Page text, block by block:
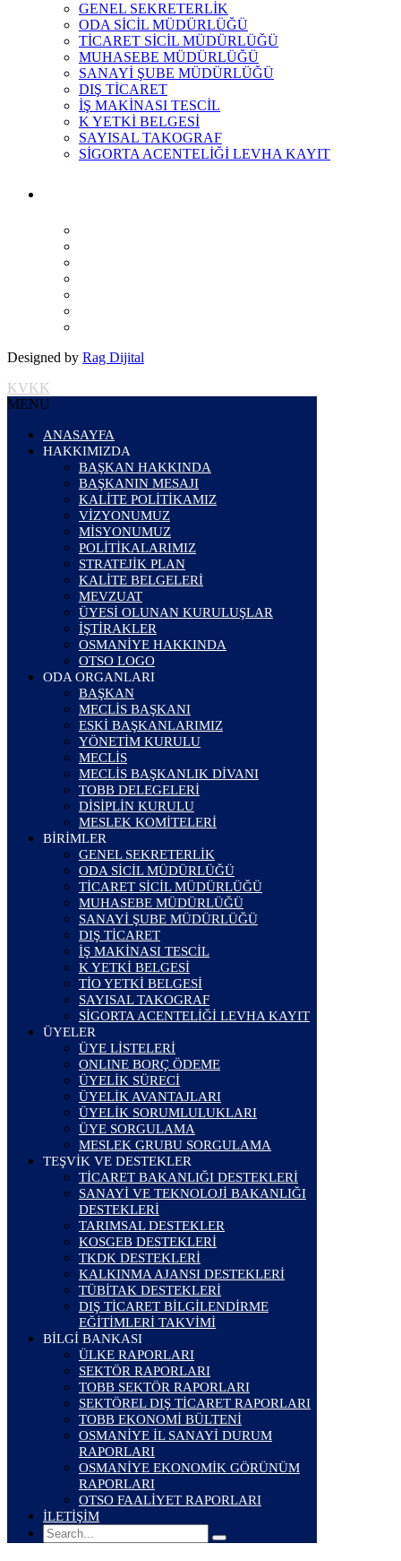
GENEL SEKRETERLİK
ODA SİCİL MÜDÜRLÜĞÜ
TİCARET SİCİL MÜDÜRLÜĞÜ
MUHASEBE MÜDÜRLÜĞÜ
SANAYİ ŞUBE MÜDÜRLÜĞÜ
DIŞ TİCARET
İŞ MAKİNASI TESCİL
K YETKİ BELGESİ
SAYISAL TAKOGRAF
SİGORTA ACENTELİĞİ LEVHA KAYIT
Designed by Rag Dijital
KVKK
MENU
ANASAYFA
HAKKIMIZDA
BAŞKAN HAKKINDA
BAŞKANIN MESAJI
KALİTE POLİTİKAMIZ
VİZYONUMUZ
MİSYONUMUZ
POLİTİKALARIMIZ
STRATEJİK PLAN
KALİTE BELGELERİ
MEVZUAT
ÜYESİ OLUNAN KURULUŞLAR
İŞTİRAKLER
OSMANİYE HAKKINDA
OTSO LOGO
ODA ORGANLARI
BAŞKAN
MECLİS BAŞKANI
ESKİ BAŞKANLARIMIZ
YÖNETİM KURULU
MECLİS
MECLİS BAŞKANLIK DİVANI
TOBB DELEGELERİ
DİSİPLİN KURULU
MESLEK KOMİTELERİ
BİRİMLER
GENEL SEKRETERLİK
ODA SİCİL MÜDÜRLÜĞÜ
TİCARET SİCİL MÜDÜRLÜĞÜ
MUHASEBE MÜDÜRLÜĞÜ
SANAYİ ŞUBE MÜDÜRLÜĞÜ
DIŞ TİCARET
İŞ MAKİNASI TESCİL
K YETKİ BELGESİ
TİO YETKİ BELGESİ
SAYISAL TAKOGRAF
SİGORTA ACENTELİĞİ LEVHA KAYIT
ÜYELER
ÜYE LİSTELERİ
ONLINE BORÇ ÖDEME
ÜYELİK SÜRECİ
ÜYELİK AVANTAJLARI
ÜYELİK SORUMLULUKLARI
ÜYE SORGULAMA
MESLEK GRUBU SORGULAMA
TEŞVİK VE DESTEKLER
TİCARET BAKANLIĞI DESTEKLERİ
SANAYİ VE TEKNOLOJİ BAKANLIĞI
DESTEKLERİ
TARIMSAL DESTEKLER
KOSGEB DESTEKLERİ
TKDK DESTEKLERİ
KALKINMA AJANSI DESTEKLERİ
TÜBİTAK DESTEKLERİ
DIŞ TİCARET BİLGİLENDİRME
EĞİTİMLERİ TAKVİMİ
BİLGİ BANKASI
ÜLKE RAPORLARI
SEKTÖR RAPORLARI
TOBB SEKTÖR RAPORLARI
SEKTÖREL DIŞ TİCARET RAPORLARI
TOBB EKONOMİ BÜLTENİ
OSMANİYE İL SANAYİ DURUM
RAPORLARI
OSMANİYE EKONOMİK GÖRÜNÜM
RAPORLARI
OTSO FAALİYET RAPORLARI
İLETİŞİM